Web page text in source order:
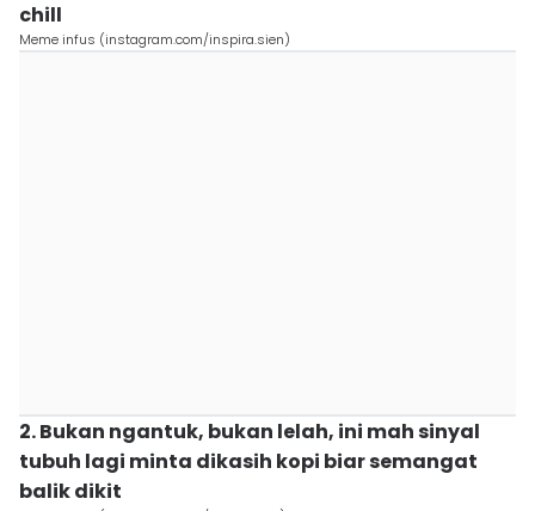
chill
Meme infus (instagram.com/inspira.sien)
2. Bukan ngantuk, bukan lelah, ini mah sinyal
tubuh lagi minta dikasih kopi biar semangat
balik dikit